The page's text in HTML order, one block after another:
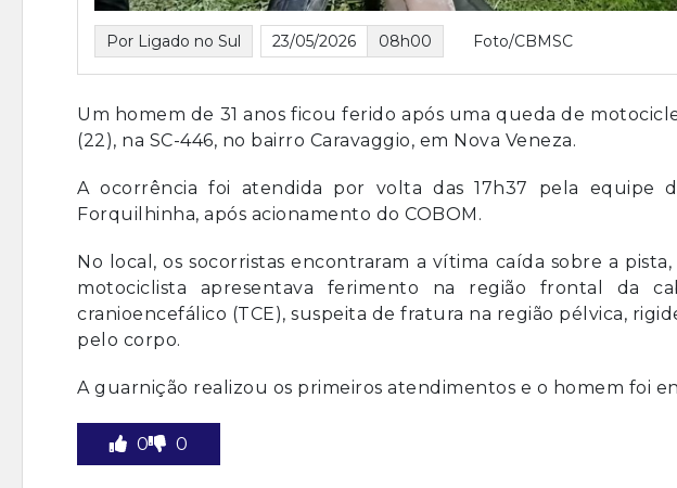
Por Ligado no Sul 23/05/2026 08h00 Foto/CBMSC
Um homem de 31 anos ficou ferido após uma queda de
(22), na SC-446, no bairro Caravaggio, em Nova Veneza.
A ocorrência foi atendida por volta das 17h37 pela equipe
Forquilhinha, após acionamento do COBOM.
No local, os socorristas encontraram a vítima caída sobre a
motociclista apresentava ferimento na região frontal da
cranioencefálico (TCE), suspeita de fratura na região pélvica,
pelo corpo.
A guarnição realizou os primeiros atendimentos e o homem foi
0 0